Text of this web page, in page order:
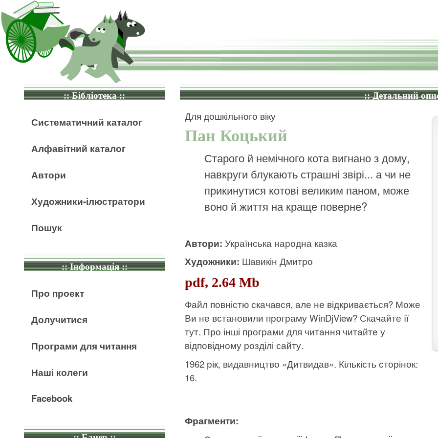
:: Бібліотека ::
Систематичний каталог
Алфавітний каталог
Автори
Художники-ілюстратори
Пошук
:: Інформація ::
Про проект
Долучитися
Програми для читання
Наші колеги
Facebook
:: Детальний
Для дошкільного віку
Пан Коцький
Старого й немічного кота вигнано з дому,
навкруги блукають страшні звірі... а чи не
прикинутися котові великим паном, може
воно й життя на краще поверне?
Автори: Українська народна казка
Художники: Шавикін Дмитро
pdf, 2.64 Mb
Файл повністю скачався, але не відкривається? Може
Ви не встановили програму WinDjView? Скачайте її
тут. Про інші програми для читання читайте у
відповідному розділі сайту.
1962 рік, видавництво «Дитвидав». Кількість сторінок:
16.
Фрагменти: